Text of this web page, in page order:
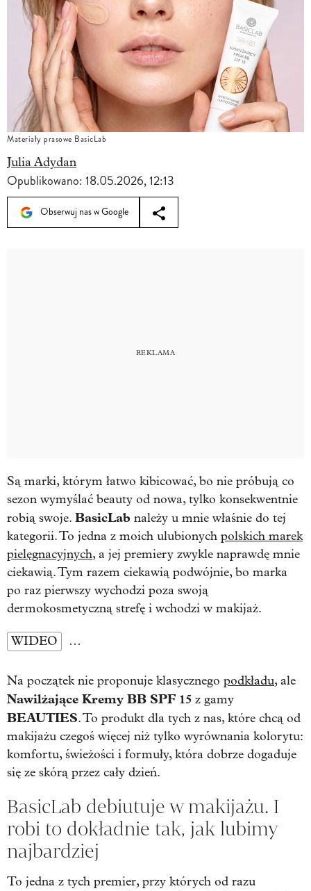
Materiały prasowe BasicLab
Julia Adydan
Opublikowano:18.05.2026, 12:13
Obserwuj nas w Google
Są marki, którym łatwo kibicować, bo nie próbują co
sezon wymyślać beauty od nowa, tylko konsekwentnie
robią swoje. BasicLab należy u mnie właśnie do tej
kategorii. To jedna z moich ulubionych polskich marek
pielęgnacyjnych, a jej premiery zwykle naprawdę mnie
ciekawią. Tym razem ciekawią podwójnie, bo marka
po raz pierwszy wychodzi poza swoją
dermokosmetyczną strefę i wchodzi w makijaż.
WIDEO …
Na początek nie proponuje klasycznego podkładu, ale
Nawilżające Kremy BB SPF 15 z gamy
BEAUTIES. To produkt dla tych z nas, które chcą od
makijażu czegoś więcej niż tylko wyrównania kolorytu:
komfortu, świeżości i formuły, która dobrze dogaduje
się ze skórą przez cały dzień.
BasicLab debiutuje w makijażu. I
robi to dokładnie tak, jak lubimy
najbardziej
To jedna z tych premier, przy których od razu